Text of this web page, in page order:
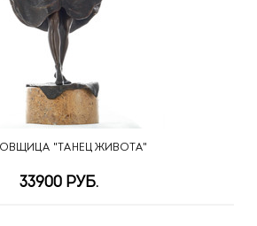
"ТАНЕЦ ЖИВОТА"
33900 РУБ.